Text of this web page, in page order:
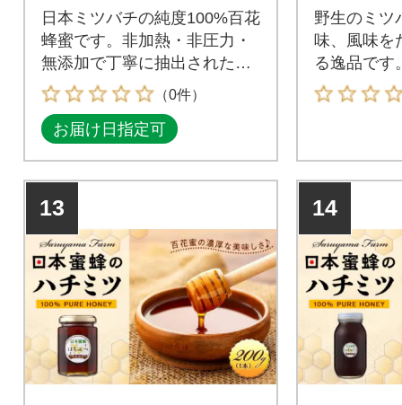
日本ミツバチの純度100%百花
蜂蜜です。非加熱・非圧力・
無添加で丁寧に抽出されたオ
リジナル生蜂蜜。
（0件）
お届け日指定可
野生のミツ
味、風味を
る逸品です
13 14